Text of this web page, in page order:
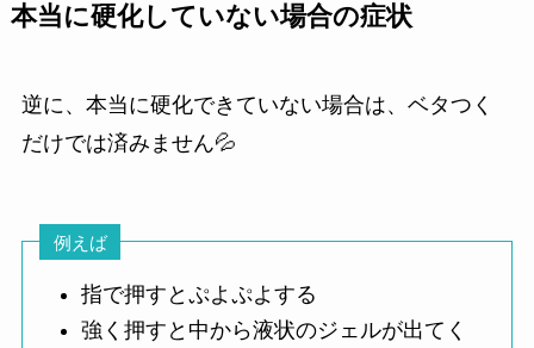
本当に硬化していない場合の症状
逆に、本当に硬化できていない場合は、ベタつく
だけでは済みません💦
例えば
指で押すとぷよぷよする
強く押すと中から液状のジェルが出てく